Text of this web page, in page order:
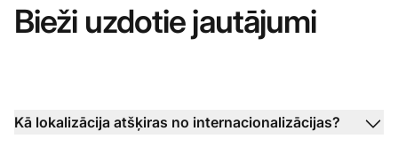
Bieži uzdotie jautājumi
Kā lokalizācija atšķiras no internacionalizācijas?